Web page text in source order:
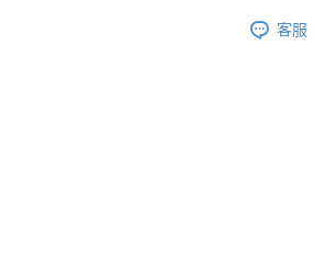
客服